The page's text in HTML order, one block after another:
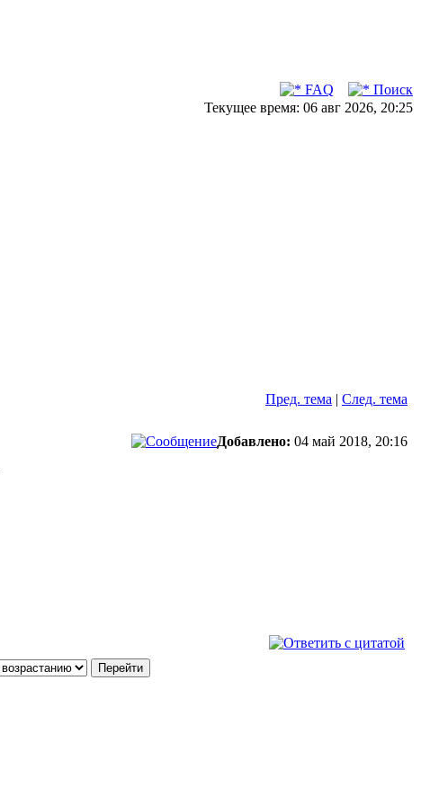
FAQ
Поиск
Текущее время: 06 авг 2026, 20:25
Пред. тема | След. тема
Добавлено: 04 май 2018, 20:16